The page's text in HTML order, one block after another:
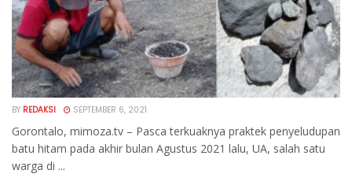
BY REDAKSI SEPTEMBER 6, 2021
Gorontalo, mimoza.tv – Pasca terkuaknya praktek penyeludupan
batu hitam pada akhir bulan Agustus 2021 lalu, UA, salah satu
warga di ...